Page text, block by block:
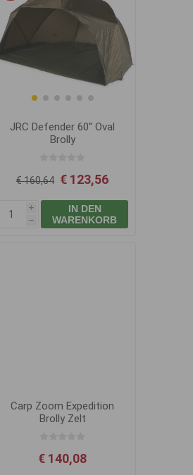
JRC Defender 60'' Oval
Brolly
€ 160,64 € 123,56
i
h
IN DEN
WARENKORB
Carp Zoom Expedition
Brolly Zelt
€ 140,08